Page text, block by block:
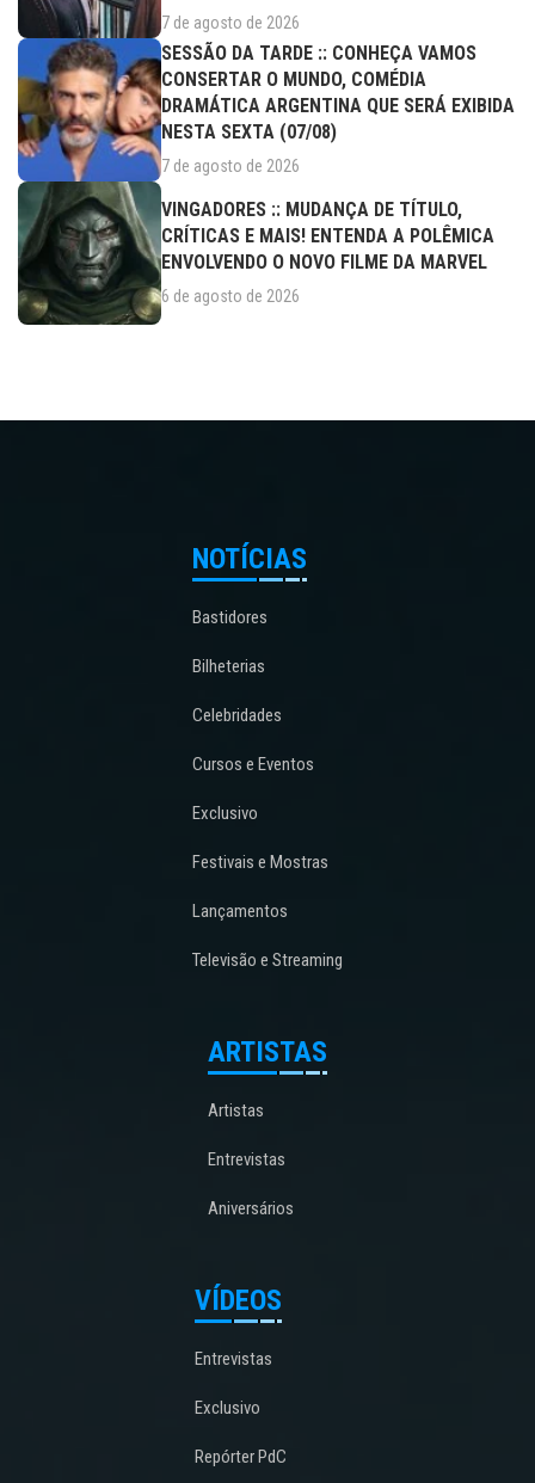
7 de agosto de 2026
SESSÃO DA TARDE :: CONHEÇA VAMOS
CONSERTAR O MUNDO, COMÉDIA
DRAMÁTICA ARGENTINA QUE SERÁ EXIBIDA
NESTA SEXTA (07/08)
7 de agosto de 2026
VINGADORES :: MUDANÇA DE TÍTULO,
CRÍTICAS E MAIS! ENTENDA A POLÊMICA
ENVOLVENDO O NOVO FILME DA MARVEL
6 de agosto de 2026
NOTÍCIAS
Bastidores
Bilheterias
Celebridades
Cursos e Eventos
Exclusivo
Festivais e Mostras
Lançamentos
Televisão e Streaming
ARTISTAS
Artistas
Entrevistas
Aniversários
VÍDEOS
Entrevistas
Exclusivo
Repórter PdC